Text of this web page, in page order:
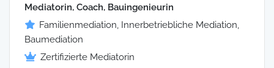
Mediatorin, Coach, Bauingenieurin
Familienmediation, Innerbetriebliche Mediation,
Baumediation
Zertifizierte Mediatorin